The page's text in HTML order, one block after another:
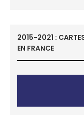
2015-2021 :
EN FRANCE